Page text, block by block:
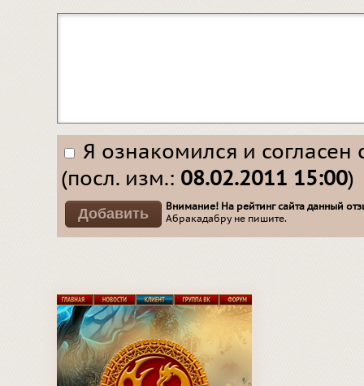
Я ознакомился и согласен
(посл. изм.: 08.02.2011 15:00)
Внимание! На рейтинг сайта данный
Абракадабру не пишите.